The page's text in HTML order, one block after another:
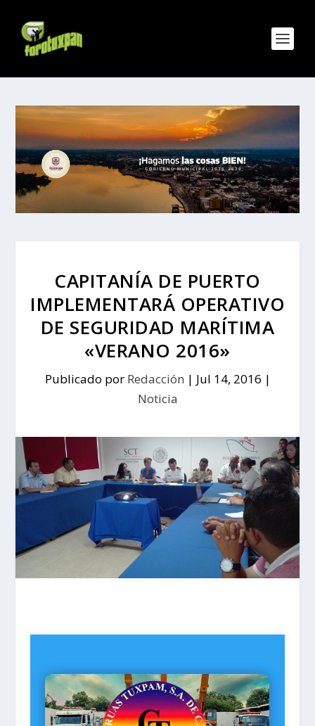
CAPITANÍA DE PUERTO
IMPLEMENTARÁ OPERATIVO
DE SEGURIDAD MARÍTIMA
«VERANO 2016»
Publicado por Redacción | Jul 14, 2016 |
Noticia